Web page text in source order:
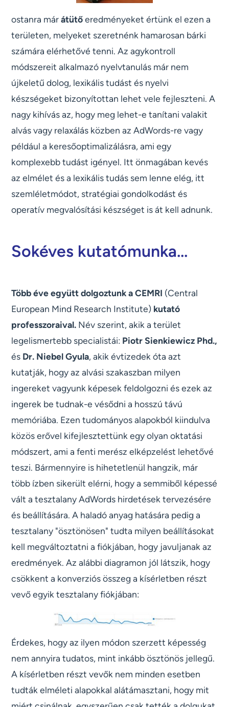
ostanra márátütőeredményeket értünk el ezen a
területen, melyeket szeretnénk hamarosan bárki
számára elérhetővé tenni. Az agykontroll
módszereit alkalmazó nyelvtanulás már nem
újkeletű dolog, lexikális tudást és nyelvi
készségeket bizonyítottan lehet vele fejleszteni. A
nagy kihívás az, hogy meg lehet-e tanítani valakit
alvás vagy relaxálás közben az AdWords-re vagy
például a keresőoptimalizálásra, ami egy
komplexebb tudást igényel. Itt önmagában kevés
az elmélet és a lexikális tudás sem lenne elég, itt
szemléletmódot, stratégiai gondolkodást és
operatív megvalósítási készséget is át kell adnunk.
Sokéves kutatómunka...
Több éve együtt dolgoztunk a CEMRI (Central
European Mind Research Institute) kutató
professzoraival. Név szerint, akik a terület
legelismertebb specialistái: Piotr Sienkiewicz Phd.,
és Dr. Niebel Gyula, akik évtizedek óta azt
kutatják, hogy az alvási szakaszban milyen
ingereket vagyunk képesek feldolgozni és ezek az
ingerek be tudnak-e vésődni a hosszú távú
memóriába. Ezen tudományos alapokból kiindulva
közös erővel kifejlesztettünk egy olyan oktatási
módszert, ami a fenti merész elképzelést lehetővé
teszi. Bármennyire is hihetetlenül hangzik, már
több ízben sikerült elérni, hogy a semmiből képessé
vált a tesztalany AdWords hirdetések tervezésére
és beállítására. A haladó anyag hatására pedig a
tesztalany "ösztönösen" tudta milyen beállításokat
kell megváltoztatni a fiókjában, hogy javuljanak az
eredmények. Az alábbi diagramon jól látszik, hogy
csökkent a konverziós összeg a kísérletben részt
vevő egyik tesztalany fiókjában:
Érdekes, hogy az ilyen módon szerzett képesség
nem annyira tudatos, mint inkább ösztönös jellegű.
A kísérletben részt vevők nem minden esetben
tudták elméleti alapokkal alátámasztani, hogy mit